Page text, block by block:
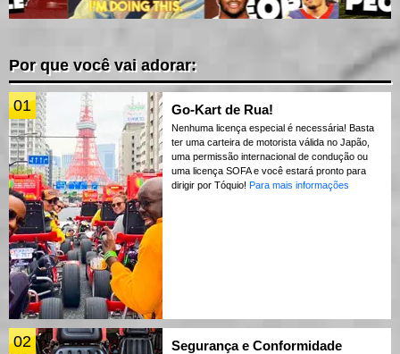
Por que você vai adorar:
01 Go-Kart de Rua!
Nenhuma licença especial é necessária! Basta
ter uma carteira de motorista válida no Japão,
uma permissão internacional de condução ou
uma licença SOFA e você estará pronto para
dirigir por Tóquio! Para mais informações
02 Segurança e Conformidade